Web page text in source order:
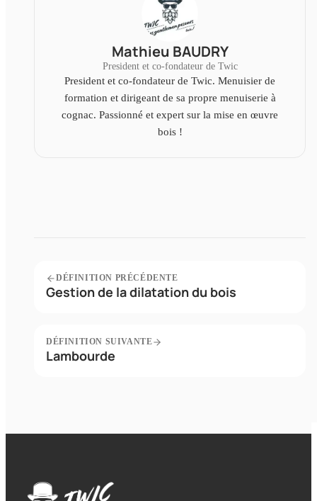
Mathieu BAUDRY
President et co-fondateur de Twic
President et co-fondateur de Twic. Menuisier de
formation et dirigeant de sa propre menuiserie à
cognac. Passionné et expert sur la mise en œuvre
bois !
DÉFINITION PRÉCÉDENTE
Gestion de la dilatation du bois
DÉFINITION SUIVANTE
Lambourde